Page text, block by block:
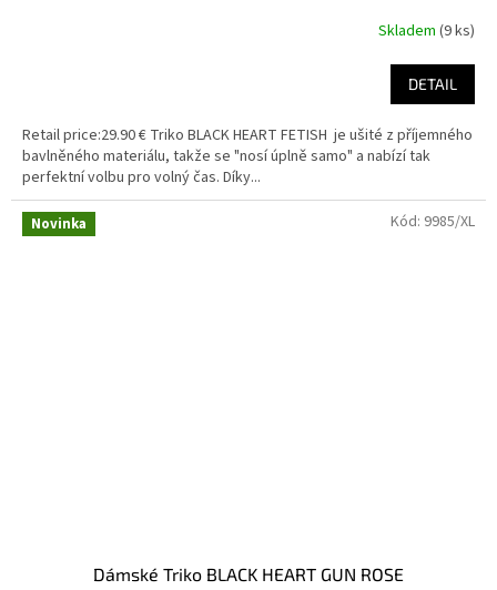
Skladem (9 ks)
DETAIL
Retail price:29.90 € Triko BLACK HEART FETISH je ušité z příjemného
bavlněného materiálu, takže se "nosí úplně samo" a nabízí tak
perfektní volbu pro volný čas. Díky...
Novinka
Dámské Triko BLACK HEART GUN ROSE
Kód: 9985/XL